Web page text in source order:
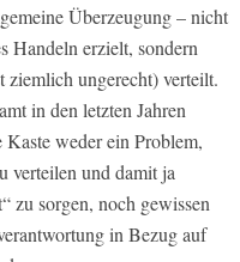
Überzeugung – nicht
Handeln erzielt, sondern
ziemlich ungerecht) verteilt.
in den letzten Jahren
weder ein Problem,
verteilen und damit ja
zu sorgen, noch gewissen
in Bezug auf